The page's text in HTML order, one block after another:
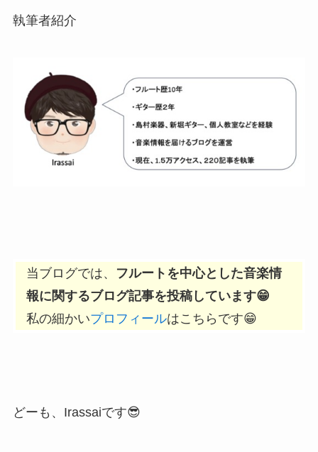
執筆者紹介
当ブログでは、
フルートを中心とした音楽情
報に関するブログ記事を投稿しています😁
私の細かいプロフィールはこちらです😁
どーも、Irassaiです😎